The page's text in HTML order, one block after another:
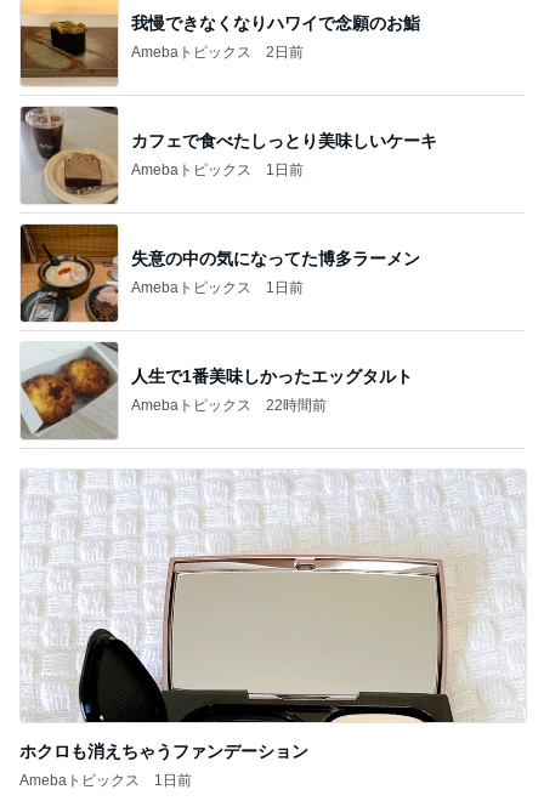
我慢できなくなりハワイで念願のお鮨
Amebaトピックス 2日前
カフェで食べたしっとり美味しいケーキ
Amebaトピックス 1日前
失意の中の気になってた博多ラーメン
Amebaトピックス 1日前
人生で1番美味しかったエッグタルト
Amebaトピックス 22時間前
ホクロも消えちゃうファンデーション
Amebaトピックス 1日前